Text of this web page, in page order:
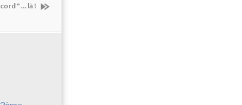
" ... là !